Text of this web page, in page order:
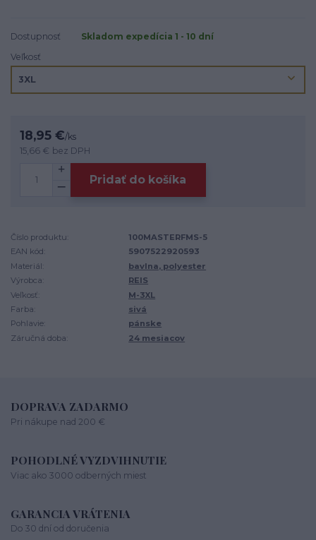
Dostupnosť
Skladom expedícia 1 - 10 dní
Veľkosť
18,95 €/ks
15,66 € bez DPH
Pridať do košíka
Číslo produktu:
100MASTERFMS-5
EAN kód:
5907522920593
Materiál:
bavlna, polyester
Výrobca:
REIS
Veľkosť:
M-3XL
Farba:
sivá
Pohlavie:
pánske
Záručná doba:
24 mesiacov
DOPRAVA ZADARMO
Pri nákupe nad 200 €
POHODLNÉ VYZDVIHNUTIE
Viac ako 3000 odberných miest
GARANCIA VRÁTENIA
Do 30 dní od doručenia